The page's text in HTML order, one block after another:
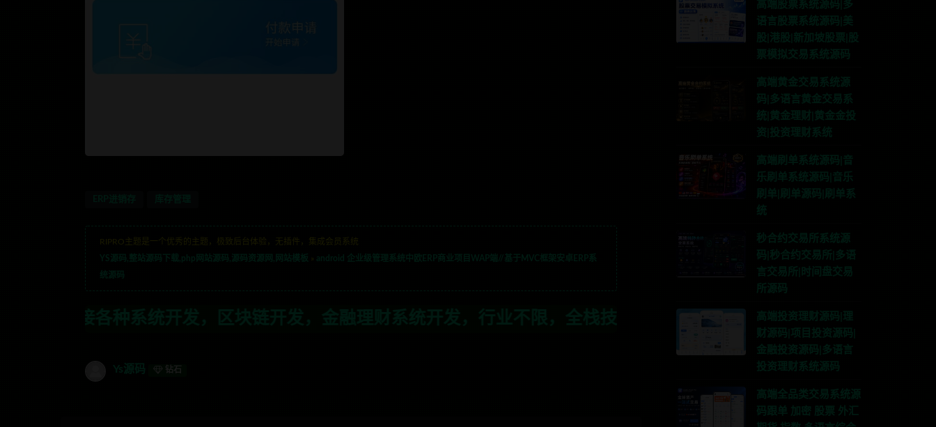
RIPRO主题是一个优秀的主题，极致后台体验，无插件，集成会员系统
YS源码,整站源码下载,php网站源码,源码资源网,网站模板
android 企业级管理系统中欧ERP商业项目WAP端//基于MVC框架安卓ERP系
统源码
统开发，区块链开发，金融理财系统开发，行业不限，全栈技术开发，定制，二开联系TG:anons123x
Ys源码 钻石
高端股票系统源码|多
语言股票系统源码|美
股|港股|新加坡股票|股
票模拟交易系统源码
高端黄金交易系统源
码|多语言黄金交易系
统|黄金理财|黄金金投
资|投资理财系统
高端刷单系统源码|音
乐刷单系统源码|音乐
刷单|刷单源码|刷单系
统
秒合约交易所系统源
码|秒合约交易所|多语
言交易所|时间盘交易
所源码
高端投资理财源码|理
财源码|项目投资源码|
金融投资源码|多语言
投资理财系统源码
高端全品类交易系统源
码跟单 加密 股票 外汇